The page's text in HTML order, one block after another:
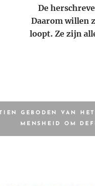
De
Daarom willen
loopt. Ze zijn
GEBODEN VAN
MENSHEID OM